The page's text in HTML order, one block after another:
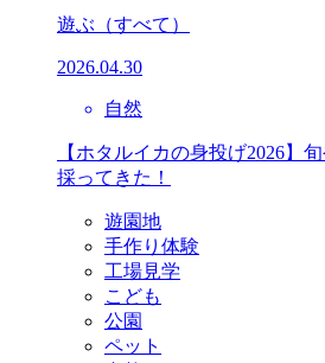
遊ぶ （すべて）
2026.04.30
自然
【ホタルイカの身投げ2026】
採ってきた！
遊園地
手作り体験
工場見学
こども
公園
ペット